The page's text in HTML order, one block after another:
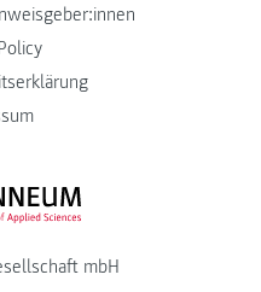
FH JOANNEUM Logo
mbH